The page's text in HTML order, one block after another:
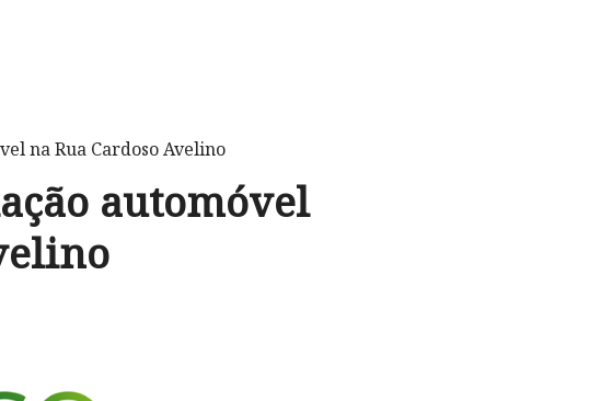
na Rua Cardoso Avelino
automóvel